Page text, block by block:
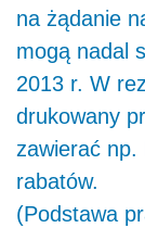
na żądanie
mogą nadal
2013 r. W
drukowany
zawierać
rabatów.
(Podstawa